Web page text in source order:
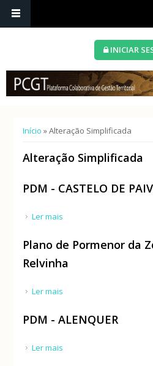
INICIAR
Está aqui
Início » Alteração Simplificada
Alteração Simplificada
PDM - CASTELO DE
Ler mais
Plano de Pormenor da
Relvinha
Ler mais
PDM - ALENQUER
Ler mais